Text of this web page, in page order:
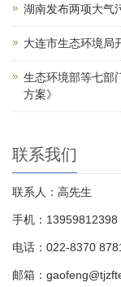
湖南发布两项大气
大连市生态环境局
生态环境部等七部
方案》
联系我们
联系人：高先生
手机：13959812398
电话：022-8370
邮箱：